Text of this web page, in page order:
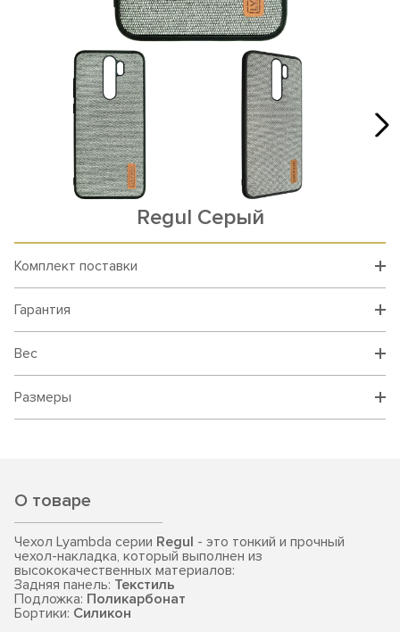
Rеgul Серый
Комплект поставки
Гарантия
Вес
Размеры
О товаре
Чехол Lyambda серии Regul - это тонкий и прочный
чехол-накладка, который выполнен из
высококачественных материалов:
Задняя панель: Текстиль
Подложка: Поликарбонат
Бортики: Силикон